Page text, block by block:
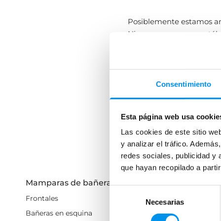
Consentimiento
Esta página web usa
Las cookies de este sitio
y analizar el tráfico.
redes sociales, publicidad y
que hayan recopilado a
consentimiento
Necesarias
Posiblemente estamos
Niza componen un
Mampara
Las mamparas Niza
bañerano estás en el
disponibles en
En lo que respecta a
y semicirculares, ya
te interesa.
La apertura de las
el espacio circundante
cerrar totalmente el
Las hojas, además de
Leer más
Mamparas de bañera
Frontales
Bañeras en esquina
Frontales
Mamparas cuadradas